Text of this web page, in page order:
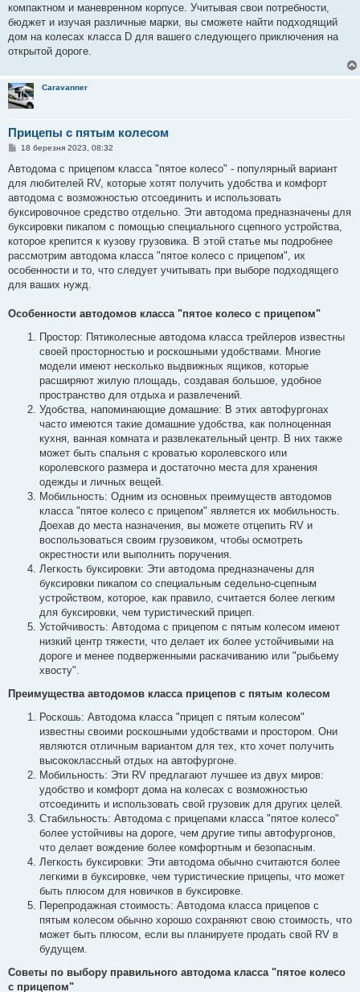
компактном и маневренном корпусе. Учитывая свои потребности,
бюджет и изучая различные марки, вы сможете найти подходящий
дом на колесах класса D для вашего следующего приключения на
открытой дороге.
Caravanner
Прицепы с пятым колесом
П
в
д
о
л
е
н
я
18 березня 2023, 08:32
Автодома с прицепом класса "пятое колесо" - популярный вариант
для любителей RV, которые хотят получить удобства и комфорт
автодома с возможностью отсоединить и использовать
буксировочное средство отдельно. Эти автодома предназначены для
буксировки пикапом с помощью специального сцепного устройства,
которое крепится к кузову грузовика. В этой статье мы подробнее
рассмотрим автодома класса "пятое колесо с прицепом", их
особенности и то, что следует учитывать при выборе подходящего
для ваших нужд.
Особенности автодомов класса "пятое колесо с прицепом"
Простор: Пятиколесные автодома класса трейлеров известны
своей просторностью и роскошными удобствами. Многие
модели имеют несколько выдвижных ящиков, которые
расширяют жилую площадь, создавая большое, удобное
пространство для отдыха и развлечений.
Удобства, напоминающие домашние: В этих автофургонах
часто имеются такие домашние удобства, как полноценная
кухня, ванная комната и развлекательный центр. В них также
может быть спальня с кроватью королевского или
королевского размера и достаточно места для хранения
одежды и личных вещей.
Мобильность: Одним из основных преимуществ автодомов
класса "пятое колесо с прицепом" является их мобильность.
Доехав до места назначения, вы можете отцепить RV и
воспользоваться своим грузовиком, чтобы осмотреть
окрестности или выполнить поручения.
Легкость буксировки: Эти автодома предназначены для
буксировки пикапом со специальным седельно-сцепным
устройством, которое, как правило, считается более легким
для буксировки, чем туристический прицеп.
Устойчивость: Автодома с прицепом с пятым колесом имеют
низкий центр тяжести, что делает их более устойчивыми на
дороге и менее подверженными раскачиванию или "рыбьему
хвосту".
Преимущества автодомов класса прицепов с пятым колесом
Роскошь: Автодома класса "прицеп с пятым колесом"
известны своими роскошными удобствами и простором. Они
являются отличным вариантом для тех, кто хочет получить
высококлассный отдых на автофургоне.
Мобильность: Эти RV предлагают лучшее из двух миров:
удобство и комфорт дома на колесах с возможностью
отсоединить и использовать свой грузовик для других целей.
Стабильность: Автодома с прицепами класса "пятое колесо"
более устойчивы на дороге, чем другие типы автофургонов,
что делает вождение более комфортным и безопасным.
Легкость буксировки: Эти автодома обычно считаются более
легкими в буксировке, чем туристические прицепы, что может
быть плюсом для новичков в буксировке.
Перепродажная стоимость: Автодома класса прицепов с
пятым колесом обычно хорошо сохраняют свою стоимость, что
может быть плюсом, если вы планируете продать свой RV в
будущем.
Советы по выбору правильного автодома класса "пятое колесо
с прицепом"